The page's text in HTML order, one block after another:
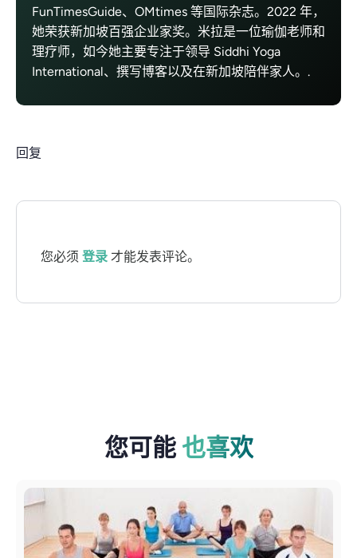
FunTimesGuide、OMtimes 等国际杂志。2022 年，
她荣获新加坡百强企业家奖。米拉是一位瑜伽老师和
理疗师，如今她主要专注于领导 Siddhi Yoga
International、撰写博客以及在新加坡陪伴家人。.
回复
您必须 登录 才能发表评论。
您可能 也喜欢